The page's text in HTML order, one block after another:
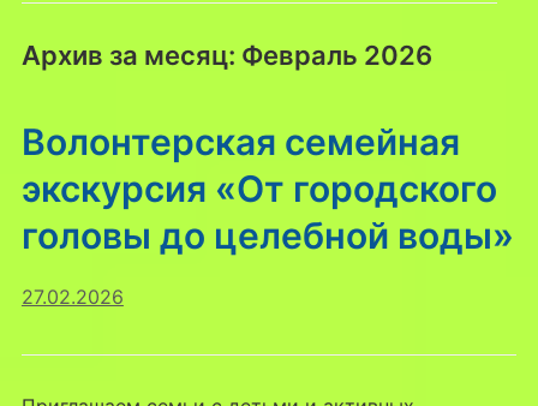
Архив за месяц: Февраль 2026
Волонтерская семейная
экскурсия «От городского
головы до целебной воды»
27.02.2026